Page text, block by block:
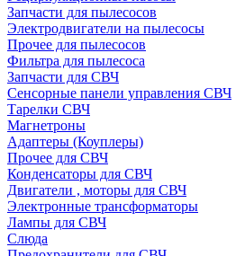
Запчасти для пылесосов
Электродвигатели на пылесосы
Прочее для пылесосов
Фильтра для пылесоса
Запчасти для СВЧ
Сенсорные панели управления СВЧ
Тарелки СВЧ
Магнетроны
Адаптеры (Коуплеры)
Прочее для СВЧ
Конденсаторы для СВЧ
Двигатели , моторы для СВЧ
Электронные трансформаторы
Лампы для СВЧ
Слюда